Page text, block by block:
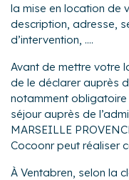
la mise en location de
description, adresse,
d’intervention, ....
Avant de mettre votre
de le déclarer auprès
notamment
séjour auprès de
MARSEILLE
Cocoonr peut réaliser
À Ventabren, selon la